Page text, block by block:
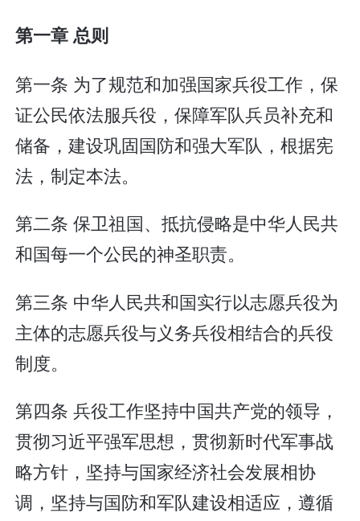
第一章 总则
第一条 为了规范和加强国家兵役工作，保
证公民依法服兵役，保障军队兵员补充和
储备，建设巩固国防和强大军队，根据宪
法，制定本法。
第二条 保卫祖国、抵抗侵略是中华人民共
和国每一个公民的神圣职责。
第三条 中华人民共和国实行以志愿兵役为
主体的志愿兵役与义务兵役相结合的兵役
制度。
第四条 兵役工作坚持中国共产党的领导，
贯彻习近平强军思想，贯彻新时代军事战
略方针，坚持与国家经济社会发展相协
调，坚持与国防和军队建设相适应，遵循